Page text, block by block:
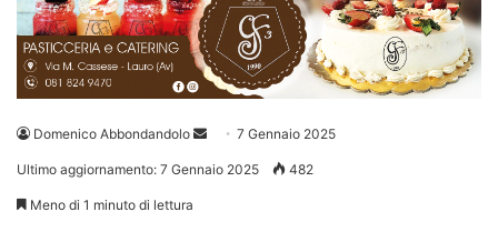
Domenico Abbondandolo
Invia 7 Gennaio 2025
Ultimo aggiornamento: 7 Gennaio 2025 482
Meno di 1 minuto di lettura